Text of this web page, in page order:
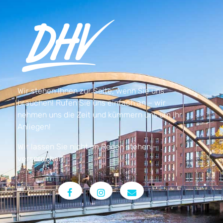
Wir stehen Ihnen zur Seite, wenn Sie uns
brauchen! Rufen Sie uns einfach an – wir
nehmen uns die Zeit und kümmern uns um Ihr
Anliegen!
Wir lassen Sie nicht im Regen stehen –
versprochen!